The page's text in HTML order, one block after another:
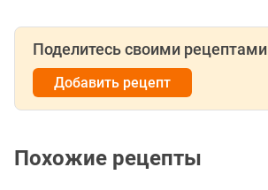
Поделитесь своими рецептами
Добавить рецепт
Похожие рецепты